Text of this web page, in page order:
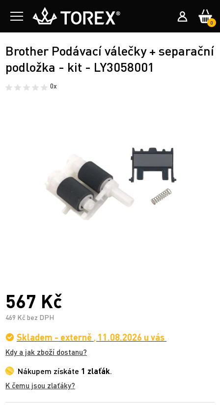
0
Brother Podávací válečky + separační
podložka - kit - LY3058001
0x
567 Kč
469 Kč bez DPH
Skladem - externě , 11.08.2026 u vás
Kdy a jak zboží dostanu?
Nákupem získáte 1 zlaťák.
K čemu jsou zlaťáky?